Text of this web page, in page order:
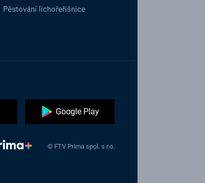
Pěstování lichořeřišnice
Google Play
© FTV Prima spol. s r.o.